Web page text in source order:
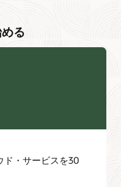
る
ド・サービスを30